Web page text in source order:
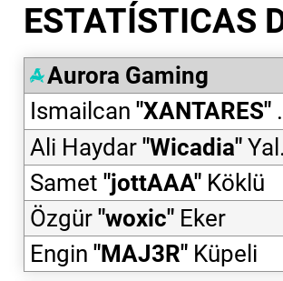
ESTATÍSTICAS
Aurora Gaming
Ismailcan "XANTARES"
Ali Haydar "Wicadia" Yalçın
Samet "jottAAA" Köklü
Özgür "woxic" Eker
Engin "MAJ3R" Küpeli